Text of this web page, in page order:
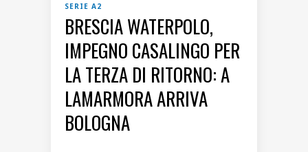
SERIE A2
BRESCIA WATERPOLO,
IMPEGNO CASALINGO PER
LA TERZA DI RITORNO: A
LAMARMORA ARRIVA
BOLOGNA